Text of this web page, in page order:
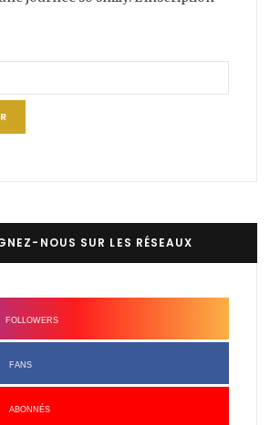
NOUS SUR LES RÉSEAUX
FOLLOWERS
FANS
ABONNÉS